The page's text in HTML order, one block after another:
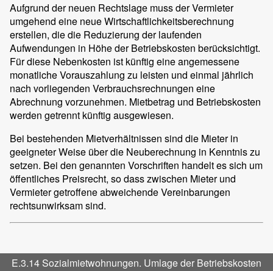
E.3.14 Sozialmietwohnungen. Umlage der Betriebskosten
Aufgrund der neuen Rechtslage muss der Vermieter
umgehend eine neue Wirtschaftlichkeitsberechnung
erstellen, die die Reduzierung der laufenden
Aufwendungen in Höhe der Betriebskosten berücksichtigt.
Für diese Nebenkosten ist künftig eine angemessene
monatliche Vorauszahlung zu leisten und einmal jährlich
nach vorliegenden Verbrauchsrechnungen eine
Abrechnung vorzunehmen. Mietbetrag und Betriebskosten
werden getrennt künftig ausgewiesen.
Bei bestehenden Mietverhältnissen sind die Mieter in
geeigneter Weise über die Neuberechnung in Kenntnis zu
setzen. Bei den genannten Vorschriften handelt es sich um
öffentliches Preisrecht, so dass zwischen Mieter und
Vermieter getroffene abweichende Vereinbarungen
rechtsunwirksam sind.